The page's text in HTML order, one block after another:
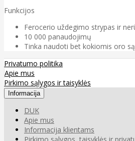
Funkcijos
Ferocerio uždegimo strypas ir
10 000 panaudojimų
Tinka naudoti bet kokiomis oro
Privatumo politika
Apie mus
Pirkimo sąlygos ir taisyklės
Informacija
DUK
Apie mus
Informacija klientams